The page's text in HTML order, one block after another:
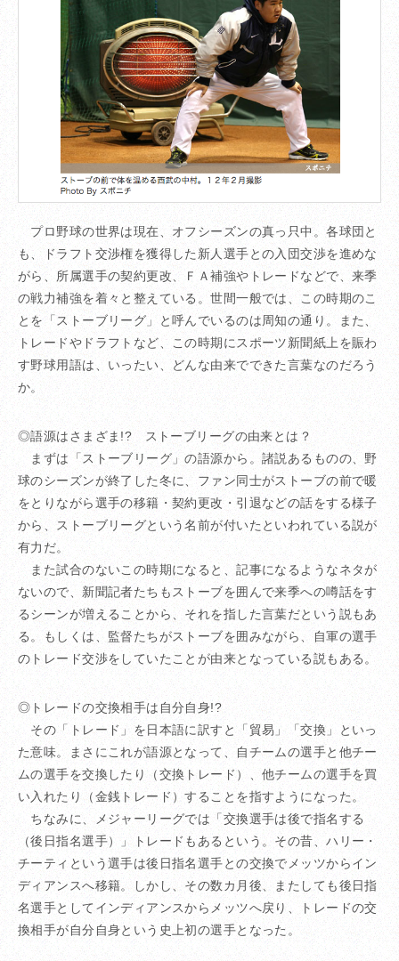
プロ野球の世界は現在、オフシーズンの真っ只中。各球団と
も、ドラフト交渉権を獲得した新人選手との入団交渉を進めな
がら、所属選手の契約更改、ＦＡ補強やトレードなどで、来季
の戦力補強を着々と整えている。世間一般では、この時期のこ
とを「ストーブリーグ」と呼んでいるのは周知の通り。また、
トレードやドラフトなど、この時期にスポーツ新聞紙上を賑わ
す野球用語は、いったい、どんな由来でできた言葉なのだろう
か。
◎語源はさまざま!? ストーブリーグの由来とは？
まずは「ストーブリーグ」の語源から。諸説あるものの、野
球のシーズンが終了した冬に、ファン同士がストーブの前で暖
をとりながら選手の移籍・契約更改・引退などの話をする様子
から、ストーブリーグという名前が付いたといわれている説が
有力だ。
また試合のないこの時期になると、記事になるようなネタが
ないので、新聞記者たちもストーブを囲んで来季への噂話をす
るシーンが増えることから、それを指した言葉だという説もあ
る。もしくは、監督たちがストーブを囲みながら、自軍の選手
のトレード交渉をしていたことが由来となっている説もある。
◎トレードの交換相手は自分自身!?
その「トレード」を日本語に訳すと「貿易」「交換」といっ
た意味。まさにこれが語源となって、自チームの選手と他チー
ムの選手を交換したり（交換トレード）、他チームの選手を買
い入れたり（金銭トレード）することを指すようになった。
ちなみに、メジャーリーグでは「交換選手は後で指名する
（後日指名選手）」トレードもあるという。その昔、ハリー・
チーティという選手は後日指名選手との交換でメッツからイン
ディアンスへ移籍。しかし、その数カ月後、またしても後日指
名選手としてインディアンスからメッツへ戻り、トレードの交
換相手が自分自身という史上初の選手となった。